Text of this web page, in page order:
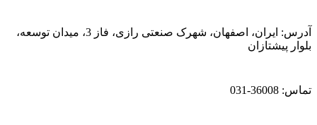
آدرس: ایران، اصفهان، شهرک صنعتی رازی، فاز 3، میدان توسعه،
بلوار پیشتازان
تماس: 36008-031